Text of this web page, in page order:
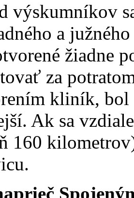
výskumníkov
a
žiadne
za
kliník,
Ak sa
160